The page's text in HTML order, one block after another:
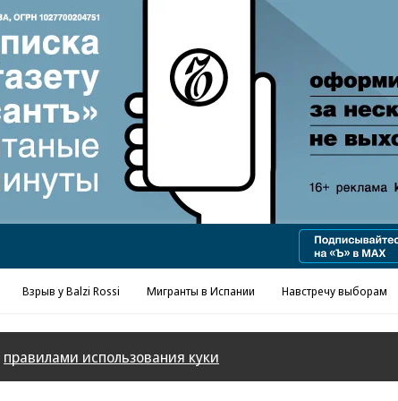
Реклама в «Ъ» www.kommersant.ru/ad
Взрыв у Balzi Rossi Мигранты в Испании Навстречу выборам
правилами использования куки